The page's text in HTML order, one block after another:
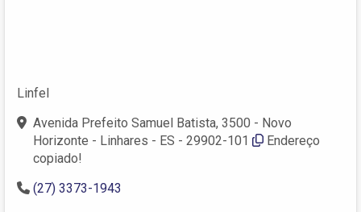
Linfel
Avenida Prefeito Samuel Batista, 3500 - Novo
Horizonte - Linhares - ES - 29902-101
Endereço
copiado!
(27) 3373-1943